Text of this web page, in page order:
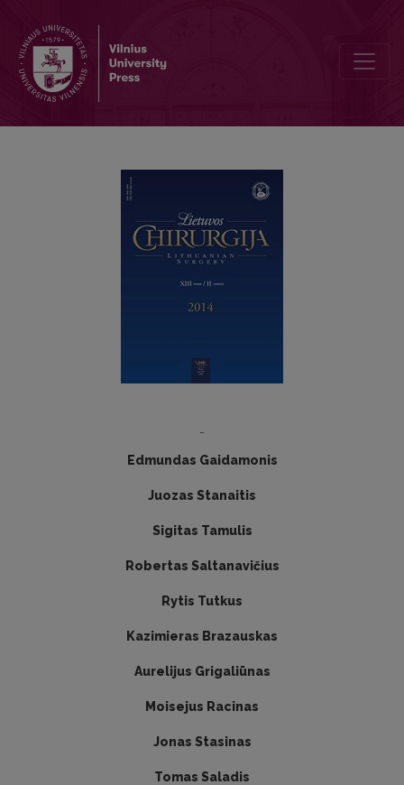
-
Edmundas Gaidamonis
Juozas Stanaitis
Sigitas Tamulis
Robertas Saltanavičius
Rytis Tutkus
Kazimieras Brazauskas
Aurelijus Grigaliūnas
Moisejus Racinas
Jonas Stasinas
Tomas Saladis